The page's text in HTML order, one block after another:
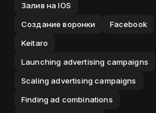
Залив на IOS
Создание воронки
Facebook
Keitaro
Launching advertising campaigns
Scaling advertising campaigns
Finding ad combinations